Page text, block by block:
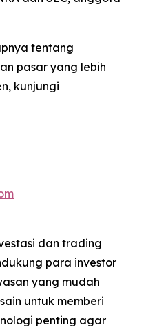
tentang
pasar yang lebih
kunjungi
dan trading
para investor
yang mudah
untuk memberi
penting agar